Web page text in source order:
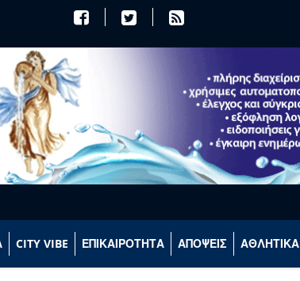
CITY VIBE ΕΠΙΚΑΙΡΟΤΗΤΑ ΑΠΟΨΕΙΣ ΑΘΛΗΤΙΚΑ